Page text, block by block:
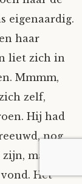
eigenaardig.
haar
liet zich in
Mmmm,
zelf,
Hij had
nog
maar
Het